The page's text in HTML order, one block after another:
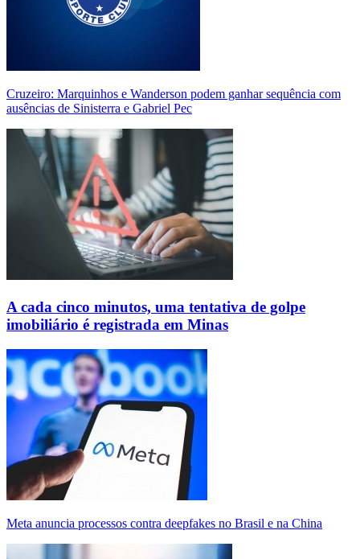
Cruzeiro: Marquinhos e Wanderson podem ganhar sequência com
ausências de Sinisterra e Gabriel Pec
A cada cinco minutos, uma tentativa de golpe
imobiliário é registrada em Minas
Meta anuncia processos contra deepfakes no Brasil e na China